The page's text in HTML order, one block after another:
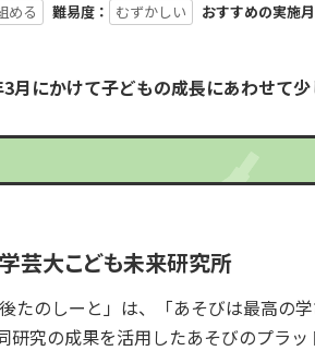
める 難易度： むずかしい おすすめの実施月
月にかけて子どもの成長にあわせて
芸大こども未来研究所
たのしーと」は、「あそびは最高の
究の成果を活用したあそびのプラッ